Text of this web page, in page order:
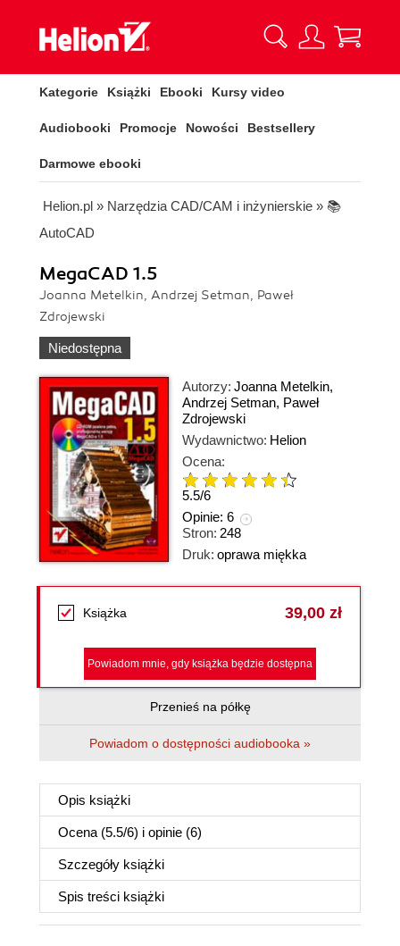
Kategorie Książki Ebooki Kursy video
Audiobooki Promocje Nowości Bestsellery
Darmowe ebooki
Helion.pl » Narzędzia CAD/CAM i inżynierskie » 📚
AutoCAD
MegaCAD 1.5
Joanna Metelkin, Andrzej Setman, Paweł
Zdrojewski
Niedostępna
Autorzy: Joanna Metelkin,
Andrzej Setman, Paweł
Zdrojewski
Wydawnictwo: Helion
Ocena:
5.5/6
Opinie: 6
Stron: 248
Druk: oprawa miękka
Książka 39,00 zł
Powiadom mnie, gdy książka będzie dostępna
Przenieś na półkę
Powiadom o dostępności audiobooka »
Opis książki
Ocena (5.5/6) i opinie (6)
Szczegóły książki
Spis treści książki